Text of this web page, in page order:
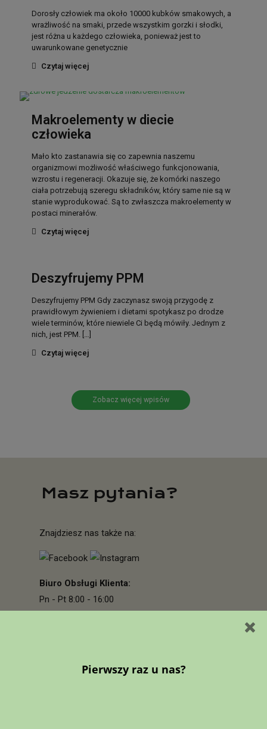
Dorosły człowiek ma około 10000 kubków smakowych, a
wrażliwość na smaki, przede wszystkim gorzki i słodki,
jest różna u każdego człowieka, ponieważ jest to
uwarunkowane genetycznie
Czytaj więcej
Makroelementy w diecie
człowieka
Mało kto zastanawia się co zapewnia naszemu
organizmowi możliwość właściwego funkcjonowania,
wzrostu i regeneracji. Okazuje się, że komórki naszego
ciała potrzebują szeregu składników, który same nie są w
stanie wyprodukować. Są to zwłaszcza makroelementy w
postaci minerałów.
Czytaj więcej
Deszyfrujemy PPM
Deszyfrujemy PPM Gdy zaczynasz swoją przygodę z
prawidłowym żywieniem i dietami spotykasz po drodze
wiele terminów, które niewiele Ci będą mówiły. Jednym z
nich, jest PPM. […]
Czytaj więcej
Zobacz więcej wpisów
Masz pytania?
Znajdziesz nas także na:
Biuro Obsługi Klienta:
Pn - Pt 8:00 - 16:00